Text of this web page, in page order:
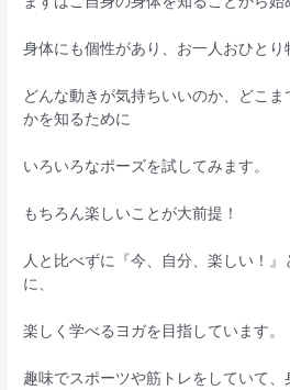
身体にも個性があり、お一人おひとり
どんな動きが気持ちいいのか、どこ
かを知るために
いろいろなポーズを試してみます。
もちろん楽しいことが大前提！
人と比べずに『今、自分、楽しい！
に、
楽しく学べるヨガを目指しています。
趣味でスポーツや筋トレをしていて